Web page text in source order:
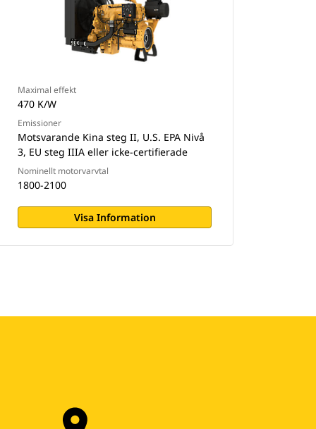
Maximal effekt
470 K/W
Emissioner
Motsvarande Kina steg II, U.S. EPA Nivå
3, EU steg IIIA eller icke-certifierade
Nominellt motorvarvtal
1800-2100
Visa Information